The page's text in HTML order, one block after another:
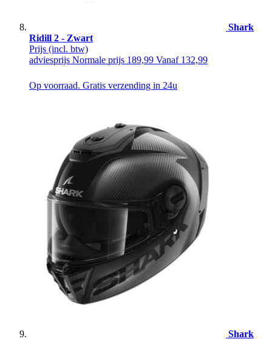
Shark
Ridill 2 - Zwart
Prijs (incl. btw)
adviesprijs Normale prijs 189,99 Vanaf 132,99
Op voorraad. Gratis verzending in 24u
Shark